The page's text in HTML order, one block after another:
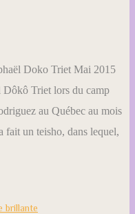
Doko Triet Mai 2015
Dôkô Triet lors du camp
au Québec au mois
fait un teisho, dans lequel,
brillante